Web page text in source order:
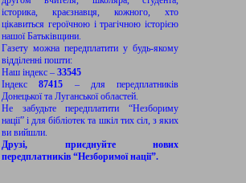
історика, краєзнавця, кожного, хто
цікавиться героїчною і трагічною історією
нашої Батьківщини.
Газету можна передплатити у будь-якому
відділенні пошти:
Наш індекс – 33545
Індекс87415 – для передплатників
Донецької та Луганської областей.
Не забудьте передплатити “Незбориму
нації” і для бібліотек та шкіл тих сіл, з яких
ви вийшли.
Друзі, приєднуйте нових
передплатників “Незборимої нації”.